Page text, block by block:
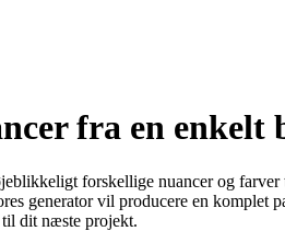
fra en enkelt
forskellige nuancer og
generator vil producere en komplet
til dit næste projekt.